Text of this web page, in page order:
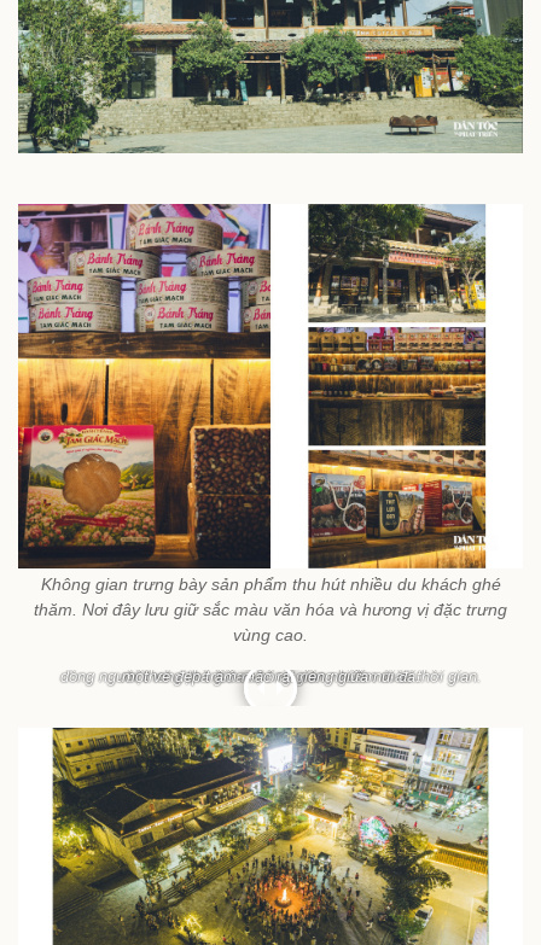
Không gian trưng bày sản phẩm thu hút nhiều du khách ghé
thăm. Nơi đây lưu giữ sắc màu văn hóa và hương vị đặc trưng
vùng cao.
dòng người thong thả giữa không gian nhuốm màu thời gian.
một vẻ đẹp trầm mặc rất riêng giữa núi đá.